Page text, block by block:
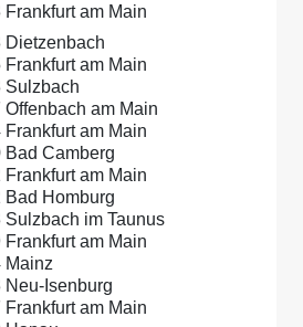
Frankfurt am Main
Dietzenbach
Frankfurt am Main
Sulzbach
Offenbach am Main
Frankfurt am Main
Bad Camberg
Frankfurt am Main
Bad Homburg
Sulzbach im Taunus
Frankfurt am Main
Mainz
Neu-Isenburg
Frankfurt am Main